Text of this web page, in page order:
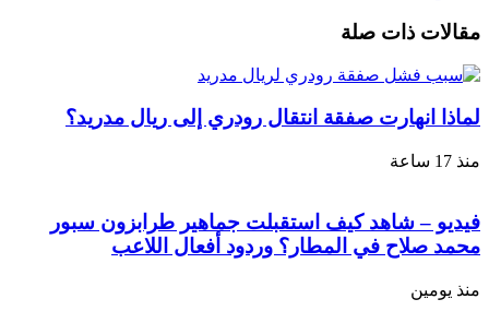
البريد
مقالات ذات صلة
لماذا انهارت صفقة انتقال رودري إلى ريال مدريد؟
منذ 17 ساعة
فيديو – شاهد كيف استقبلت جماهير طرابزون سبور
محمد صلاح في المطار؟ وردود أفعال اللاعب
منذ يومين